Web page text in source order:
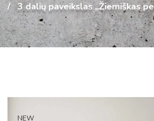
3 dalių paveikslas „Žiemiškas
NEW